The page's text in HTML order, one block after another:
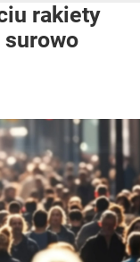
rakiety